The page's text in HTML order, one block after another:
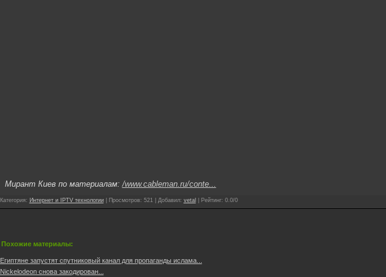
Мирант Киев по материалам: /www.cableman.ru/conte...
Категория: Интернет и IPTV технологии| Просмотров: 521 Добавил: vetal Рейтинг: 0.0/0
Похожие материалы:
Египтяне запустят спутниковый канал для пропаганды ислама...
Nickelodeon снова закодирован...